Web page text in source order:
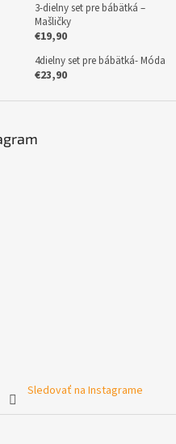
3-dielny set pre bábätká –
Mašličky
€19,90
4dielny set pre bábätká- Móda
€23,90
Sledovať na Instagrame